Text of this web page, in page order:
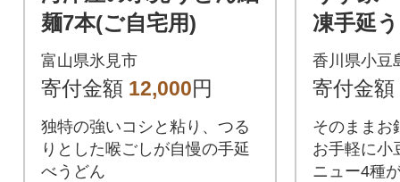
麺7本(ご自宅用)
富山県氷見市
寄付金額 12,000円
独特の強いコシと粘り、つる
りとした喉ごしが自慢の手延
べうどん
凍手延
詰合せ
香川県小豆
寄付金額
そのままお
お手軽に小
ニュー4種